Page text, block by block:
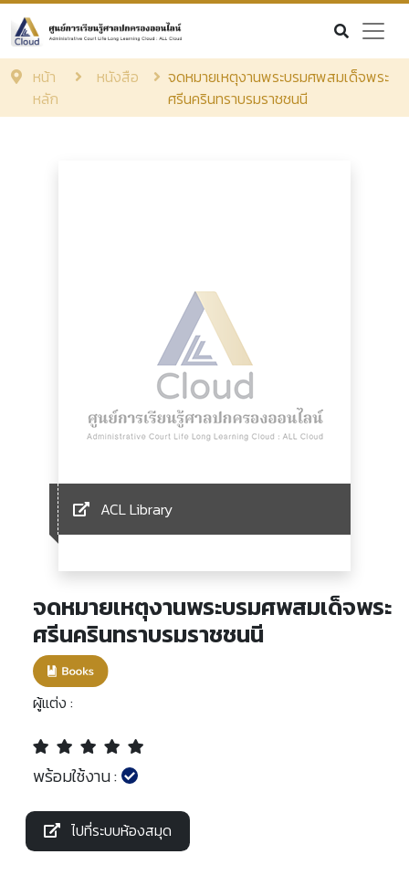
หน้า
หลัก
หนังสือ
จดหมายเหตุงานพระบรมศพสมเด็จพระ
ศรีนครินทราบรมราชชนนี
ACL Library
จดหมายเหตุงานพระบรมศพสมเด็จพระ
ศรีนครินทราบรมราชชนนี
ผู้แต่ง :
พร้อมใช้งาน :
ไปที่ระบบห้องสมุด